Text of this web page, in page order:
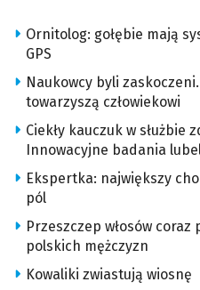
Ornitolog: gołębie mają
GPS
Naukowcy byli
towarzyszą człowiekowi
Ciekły kauczuk w służbie
Innowacyjne badania
Ekspertka: największy
pól
Przeszczep włosów
polskich mężczyzn
Kowaliki zwiastują wiosnę